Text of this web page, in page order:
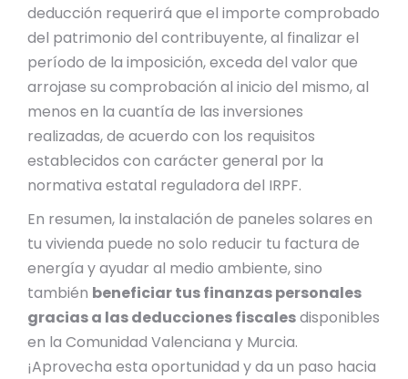
deducción requerirá que el importe comprobado
del patrimonio del contribuyente, al finalizar el
período de la imposición, exceda del valor que
arrojase su comprobación al inicio del mismo, al
menos en la cuantía de las inversiones
realizadas, de acuerdo con los requisitos
establecidos con carácter general por la
normativa estatal reguladora del IRPF.
En resumen, la instalación de paneles solares en
tu vivienda puede no solo reducir tu factura de
energía y ayudar al medio ambiente, sino
también beneficiar tus finanzas personales
gracias a las deducciones fiscalesdisponibles
en la Comunidad Valenciana y Murcia.
¡Aprovecha esta oportunidad y da un paso hacia